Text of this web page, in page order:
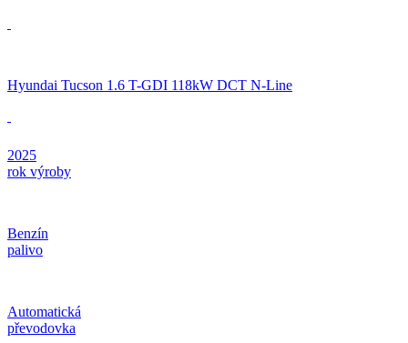
Hyundai Tucson 1.6 T-GDI 118kW DCT N-Line
2025
rok výroby
Benzín
palivo
Automatická
převodovka